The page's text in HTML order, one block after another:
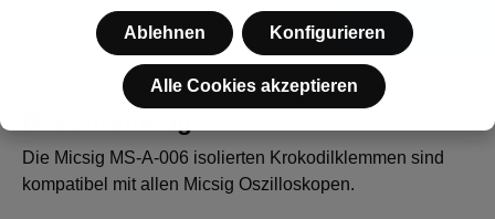
Die Micsig MS-A-006 isolierten Krokodilklemmen sind
kompatibel mit allen Micsig Oszilloskopen.
Ablehnen Konfigurieren
Alle Cookies akzeptieren